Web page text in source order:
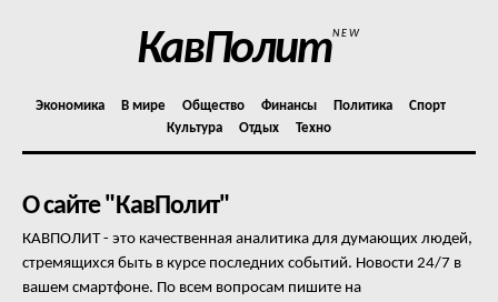
КавПолитNEW
Экономика В мире Общество Финансы Политика
Спорт
Культура
Отдых Техно
О сайте "КавПолит"
КАВПОЛИТ - это качественная аналитика для думающих людей,
стремящихся быть в курсе последних событий. Новости 24/7 в
вашем смартфоне. По всем вопросам пишите на